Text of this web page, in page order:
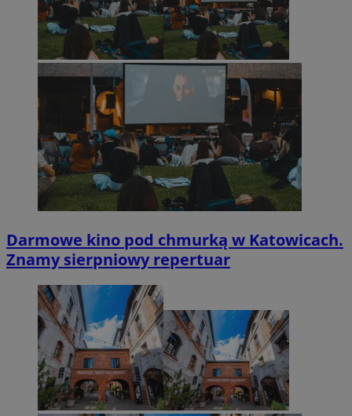
Darmowe kino pod chmurką w Katowicach.
Znamy sierpniowy repertuar